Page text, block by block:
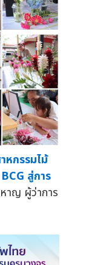
หกรรมไม้
สู่การ
าญ ผู้ว่าการ